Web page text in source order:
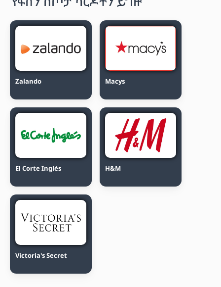
Zalando Macys
El Corte Inglés H&M
Victoria's Secret